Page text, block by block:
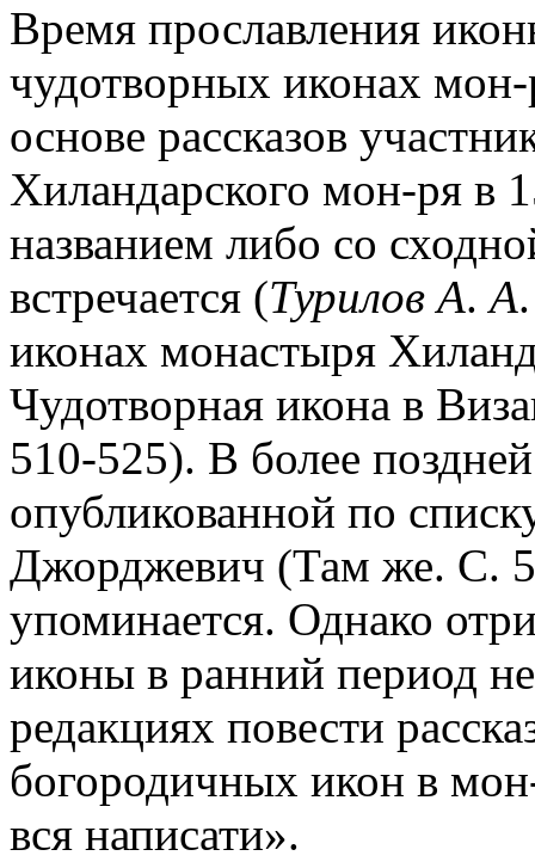
Время прославления
чудотворных иконах
основе рассказов
Хиландарского мон-ря в
названием либо со
встречается (Турилов А.А
иконах монастыря
Чудотворная икона в
510-525). В более
опубликованной по
Джорджевич (Там же. С.
упоминается. Однако
иконы в ранний период
редакциях повести
богородичных икон в
вся написати».